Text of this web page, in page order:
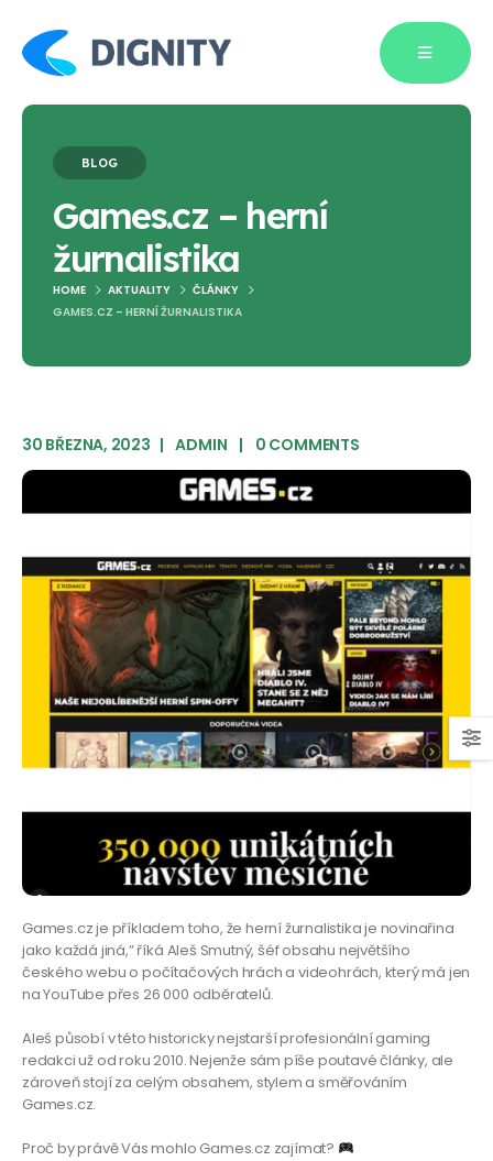
BLOG
Games.cz – herní
žurnalistika
HOME AKTUALITY
ČLÁNKY
GAMES.CZ – HERNÍ ŽURNALISTIKA
Blog Single
30 BŘEZNA, 2023 ADMIN 0 COMMENTS
Games.cz je příkladem toho, že herní žurnalistika je novinařina
jako každá jiná,” říká Aleš Smutný, šéf obsahu největšího
českého webu o počítačových hrách a videohrách, který má jen
na YouTube přes 26 000 odběratelů.
Aleš působí v této historicky nejstarší profesionální gaming
redakci už od roku 2010. Nejenže sám píše poutavé články, ale
zároveň stojí za celým obsahem, stylem a směřováním
Games.cz.
Proč by právě Vás mohlo Games.cz zajímat?